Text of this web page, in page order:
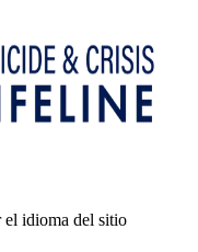
el idioma del sitio